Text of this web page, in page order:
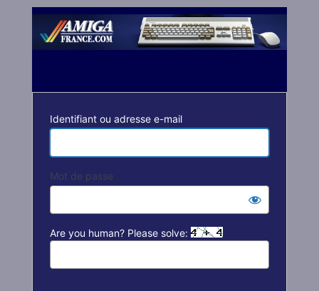
connecter
Identifiant ou adresse e-mail
Mot de passe
Are you human? Please solve: